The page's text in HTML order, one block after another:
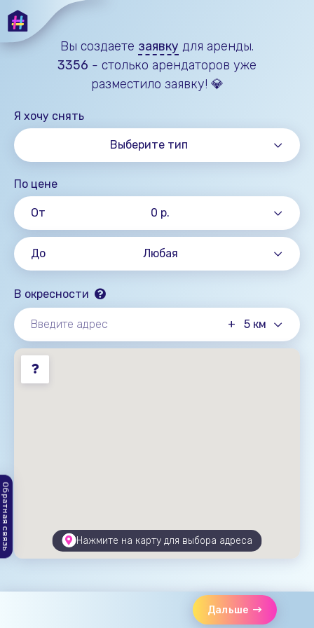
Вы создаете заявку для аренды.
3356 - столько арендаторов уже
разместило заявку! 💎
Я хочу снять
Выберите тип
По цене
От 0 р.
До Любая
В окресности
+ 5 км
Нажмите на карту для выбора адреса
Дальше
Обратная связь